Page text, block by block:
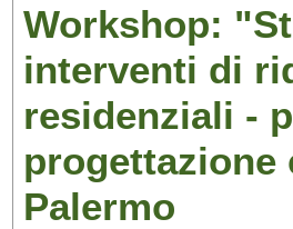
Workshop:
interventi di
residenziali -
progettazione
Palermo